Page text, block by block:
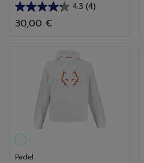
4.3 (4)
4.3
sur
30,00 €
Padel